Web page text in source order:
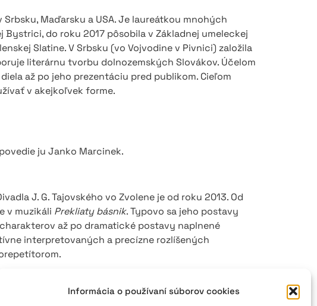
Informácia o používaní súborov cookies
Maďarsku a USA. Je laureátkou mnohých
do roku 2017 pôsobila v Základnej umeleckej
Slatine. V Srbsku (vo Vojvodine v Pivnici) založila
literárnu tvorbu dolnozemských Slovákov. Účelom
až po jeho prezentáciu pred publikom. Cieľom
v akejkoľvek forme.
ju Janko Marcinek.
J. G. Tajovského vo Zvolene je od roku 2013. Od
v muzikáli Prekliaty básnik. Typovo sa jeho postavy
až po dramatické postavy naplnené
interpretovaných a precízne rozlíšených